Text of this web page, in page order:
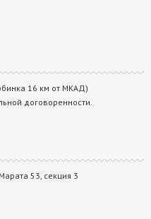
16 км от МКАД)
договоренности.
53, секция 3